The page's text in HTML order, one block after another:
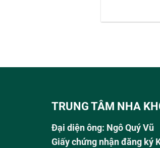
TRUNG TÂM NHA
Đại diện ông: Ngô Quý Vũ
Giấy chứng nhận đăng ký